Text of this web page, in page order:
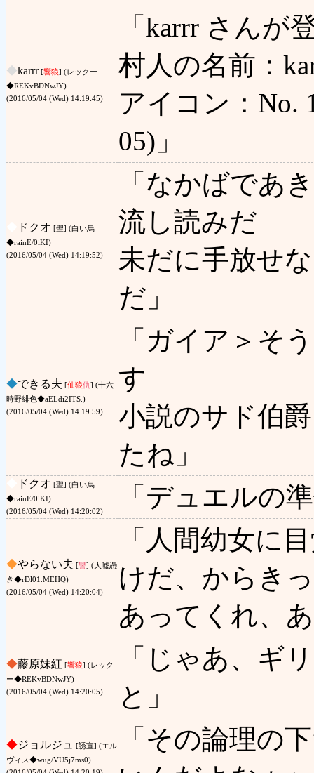
◆karrr[響狼] (レックー
◆REKvBDNwJY)
(2016/05/04 (Wed) 14:19:45)
「karrr さんが
村人の名前：
アイコン：No.
05)」
ドクオ [聖] (白い烏
◆rainE/0iKI)
(2016/05/04 (Wed) 14:19:52)
「なかばであ
流し読みだ
未だに手放せ
だ」
◆できる夫 [仙狼仇] (十六
時野緋色◆aELdi2ITS.)
(2016/05/04 (Wed) 14:19:59)
「ガイア＞そ
す
小説のサド伯
たね」
ドクオ [聖] (白い烏
◆rainE/0iKI)
(2016/05/04 (Wed) 14:20:02)
「デュエルの
◆やらない夫 [讐] (大嘘憑
き◆rDl01.MEHQ)
(2016/05/04 (Wed) 14:20:04)
「人間幼女に
けだ、からき
あってくれ、
◆藤原妹紅 [響狼] (レック
ー◆REKvBDNwJY)
(2016/05/04 (Wed) 14:20:05)
「じゃあ、ギ
と」
◆ジョルジュ
[誘宣] (エル
ヴィス◆wug/VU5j7ms0)
「その論理の